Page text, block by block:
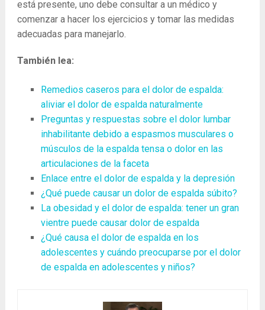
está presente, uno debe consultar a un médico y
comenzar a hacer los ejercicios y tomar las medidas
adecuadas para manejarlo.
También lea:
Remedios caseros para el dolor de espalda:
aliviar el dolor de espalda naturalmente
Preguntas y respuestas sobre el dolor lumbar
inhabilitante debido a espasmos musculares o
músculos de la espalda tensa o dolor en las
articulaciones de la faceta
Enlace entre el dolor de espalda y la depresión
¿Qué puede causar un dolor de espalda súbito?
La obesidad y el dolor de espalda: tener un gran
vientre puede causar dolor de espalda
¿Qué causa el dolor de espalda en los
adolescentes y cuándo preocuparse por el dolor
de espalda en adolescentes y niños?